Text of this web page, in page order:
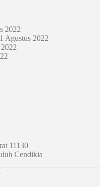
2022
Agustus 2022
11130
Cendikia